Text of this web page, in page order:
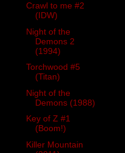
Crawl to me #2
(IDW)
Night of the
Demons 2
(1994)
Torchwood #5
(Titan)
Night of the
Demons (1988)
Key of Z #1
(Boom!)
Killer Mountain